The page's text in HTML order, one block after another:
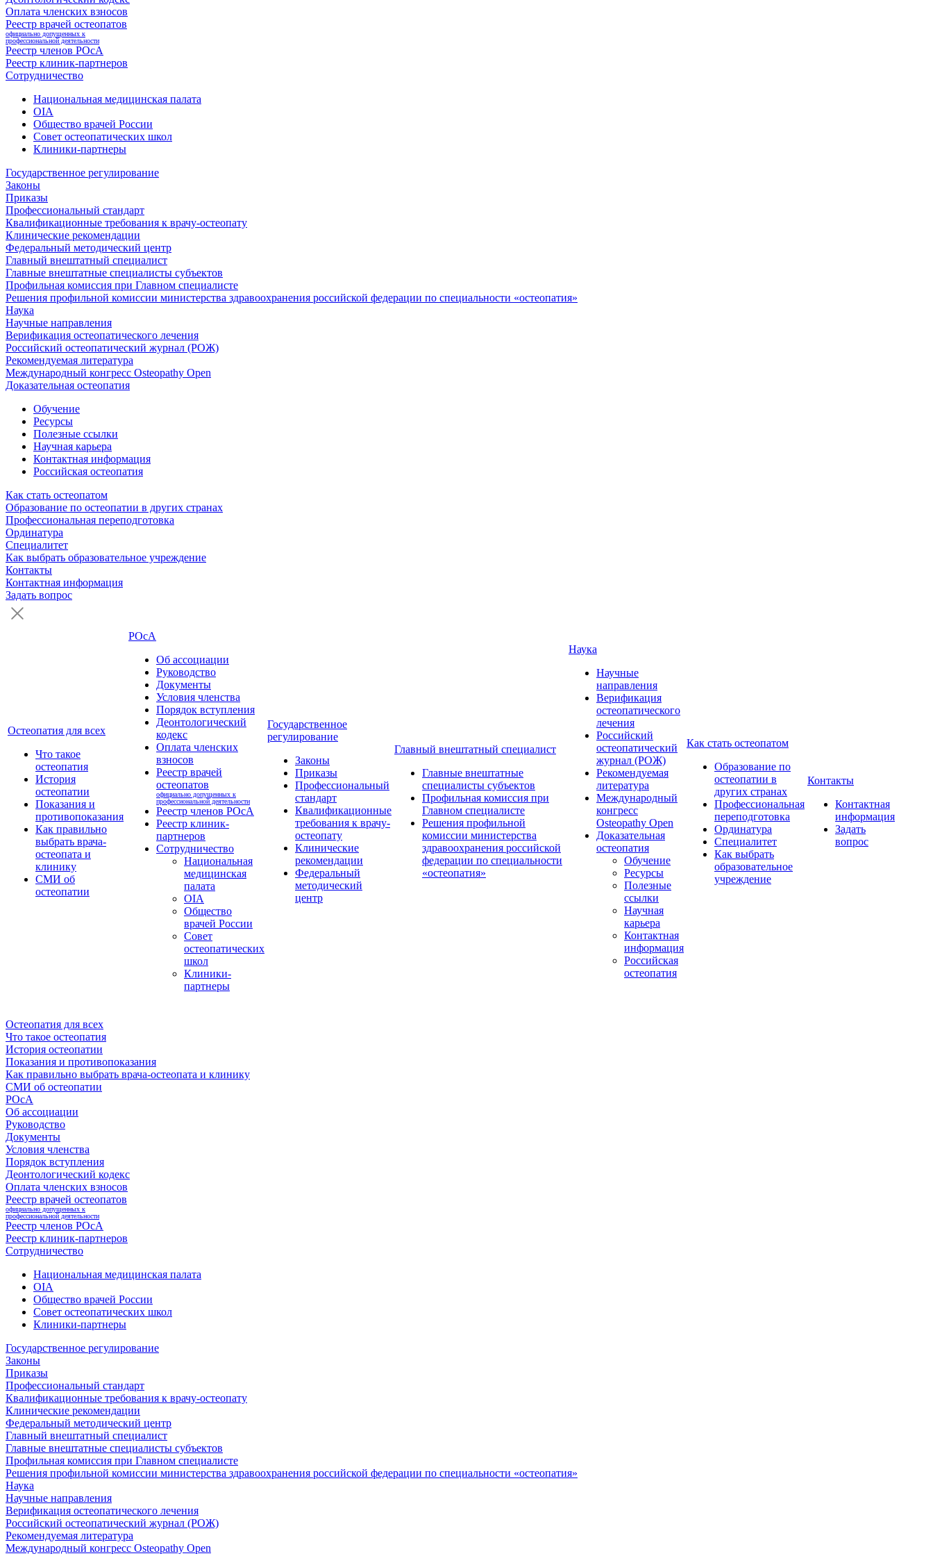
Оплата членских взносов
Реестр врачей остеопатов
официально допущенных к
профессиональной деятельности
Реестр членов РОсА
Реестр клиник-партнеров
Сотрудничество
Национальная медицинская палата
OIA
Общество врачей России
Совет остеопатических школ
Клиники-партнеры
Государственное регулирование
Законы
Приказы
Профессиональный стандарт
Квалификационные требования к врачу-остеопату
Клинические рекомендации
Федеральный методический центр
Главный внештатный специалист
Главные внештатные специалисты субъектов
Профильная комиссия при Главном специалисте
Решения профильной комиссии министерства здравоохранения российской федерации по специальности «остеопатия»
Наука
Научные направления
Верификация остеопатического лечения
Российский остеопатический журнал (РОЖ)
Рекомендуемая литература
Международный конгресс Osteopathy Open
Доказательная остеопатия
Обучение
Ресурсы
Полезные ссылки
Научная карьера
Контактная информация
Российская остеопатия
Как стать остеопатом
Образование по остеопатии в других странах
Профессиональная переподготовка
Ординатура
Специалитет
Как выбрать образовательное учреждение
Контакты
Контактная информация
Задать вопрос
Остеопатия для всех
Что такое
остеопатия
История
остеопатии
Показания и
противопоказания
Как правильно
выбрать врача-
остеопата и
клинику
СМИ об
остеопатии
РОсА
Об ассоциации
Руководство
Документы
Условия членства
Порядок вступления
Деонтологический
кодекс
Оплата членских
взносов
Реестр врачей
остеопатов
официально допущенных к
профессиональной деятельности
Реестр членов РОсА
Реестр клиник-
партнеров
Сотрудничество
Национальная
медицинская
палата
OIA
Общество
врачей России
Совет
остеопатических
школ
Клиники-
партнеры
Государственное
регулирование
Законы
Приказы
Профессиональный
стандарт
Квалификационные
требования к врачу-
остеопату
Клинические
рекомендации
Федеральный
методический
центр
Главный внештатный специалист
Главные внештатные
специалисты субъектов
Профильная комиссия при
Главном специалисте
Решения профильной
комиссии министерства
здравоохранения российской
федерации по специальности
«остеопатия»
Наука
Научные
направления
Верификация
остеопатического
лечения
Российский
остеопатический
журнал (РОЖ)
Рекомендуемая
литература
Международный
конгресс
Osteopathy Open
Доказательная
остеопатия
Обучение
Ресурсы
Полезные
ссылки
Научная
карьера
Контактная
информация
Российская
остеопатия
Как стать остеопатом
Образование по
остеопатии в
других странах
Профессиональная
переподготовка
Ординатура
Специалитет
Как выбрать
образовательное
учреждение
Контакты
Контактная
информация
Задать
вопрос
Остеопатия для всех
Что такое остеопатия
История остеопатии
Показания и противопоказания
Как правильно выбрать врача-остеопата и клинику
СМИ об остеопатии
РОсА
Об ассоциации
Руководство
Документы
Условия членства
Порядок вступления
Деонтологический кодекс
Оплата членских взносов
Реестр врачей остеопатов
официально допущенных к
профессиональной деятельности
Реестр членов РОсА
Реестр клиник-партнеров
Сотрудничество
Национальная медицинская палата
OIA
Общество врачей России
Совет остеопатических школ
Клиники-партнеры
Государственное регулирование
Законы
Приказы
Профессиональный стандарт
Квалификационные требования к врачу-остеопату
Клинические рекомендации
Федеральный методический центр
Главный внештатный специалист
Главные внештатные специалисты субъектов
Профильная комиссия при Главном специалисте
Решения профильной комиссии министерства здравоохранения российской федерации по специальности «остеопатия»
Наука
Научные направления
Верификация остеопатического лечения
Российский остеопатический журнал (РОЖ)
Рекомендуемая литература
Международный конгресс Osteopathy Open